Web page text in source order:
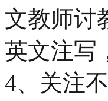
文教师讨
英文注写
4、关注